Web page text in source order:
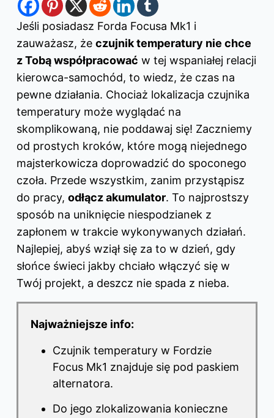
Jeśli posiadasz Forda Focusa Mk1 i
zauważasz, że czujnik temperatury nie chce
z Tobą współpracować w tej wspaniałej relacji
kierowca-samochód, to wiedz, że czas na
pewne działania. Chociaż lokalizacja czujnika
temperatury może wyglądać na
skomplikowaną, nie poddawaj się! Zaczniemy
od prostych kroków, które mogą niejednego
majsterkowicza doprowadzić do spoconego
czoła. Przede wszystkim, zanim przystąpisz
do pracy, odłącz akumulator. To najprostszy
sposób na uniknięcie niespodzianek z
zapłonem w trakcie wykonywanych działań.
Najlepiej, abyś wziął się za to w dzień, gdy
słońce świeci jakby chciało włączyć się w
Twój projekt, a deszcz nie spada z nieba.
Najważniejsze info:
Czujnik temperatury w Fordzie
Focus Mk1 znajduje się pod paskiem
alternatora.
Do jego zlokalizowania konieczne